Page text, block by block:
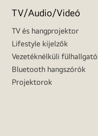
TV/Audio/Videó
TV és hangprojektor
Lifestyle kijelzők
Vezetéknélküli
Bluetooth hangszórók
Projektorok